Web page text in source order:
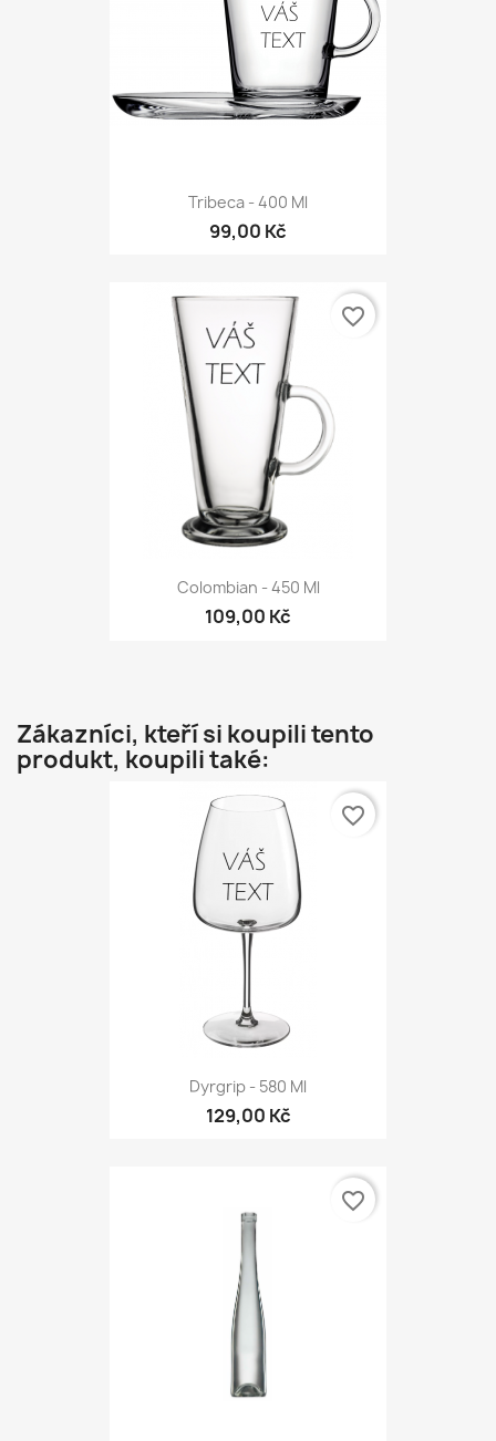
Tribeca - 400 Ml
99,00 Kč
Colombian - 450 Ml
109,00 Kč
favorite_border
Zákazníci, kteří si koupili tento
produkt, koupili také:
Dyrgrip - 580 Ml
129,00 Kč
favorite_border
favorite_border